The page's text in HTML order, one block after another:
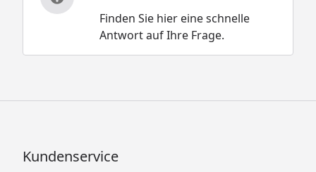
Finden Sie hier eine schnelle
Antwort auf Ihre Frage.
Kundenservice